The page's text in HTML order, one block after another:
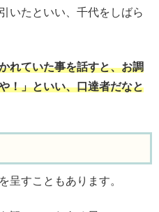
いたといい、千代をしばら
れていた事を話すと、お調
！」といい、口達者だなと
呈すこともあります。